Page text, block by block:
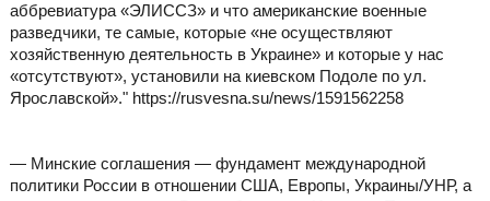
аббревиатура «ЭЛИССЗ» и что американские военные
разведчики, те самые, которые «не осуществляют
хозяйственную деятельность в Украине» и которые у нас
«отсутствуют», установили на киевском Подоле по ул.
Ярославской»." https://rusvesna.su/news/1591562258
— Минские соглашения — фундамент международной
политики России в отношении США, Европы, Украины/УНР, а